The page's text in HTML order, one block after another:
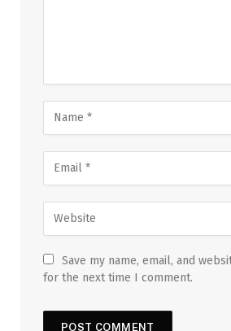
Save my name, email, and
for the next time I comment.